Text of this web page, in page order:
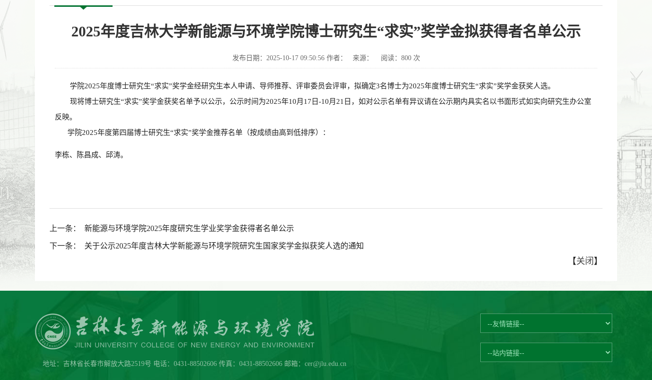
2025年度吉林大学新能源与环境学院博士研究生“求实”奖学金拟获得者名单公示
发布日期：2025-10-17 09:50:56 作者： 来源： 阅读： 800次
学院2025年度博士研究生“求实”奖学金经研究生本人申请、导师推荐、评审委员会评审，拟确定3名博士为2025年度博士研究生“求实”奖学金获奖人选。
现将博士研究生“求实”奖学金获奖名单予以公示，公示时间为2025年10月 1 7 日-10月 21 日，如对公示名单有异议请在公示期内具实名以书面形式如实向研究生办公室
反映。
学院2025年度第四届博士研究生“求实”奖学金推荐名单（按成绩由高到低排序）：
李栋、 陈昌成、 邱涛。
上一条： 新能源与环境学院2025年度研究生学业奖学金获得者名单公示
下一条： 关于公示2025年度吉林大学新能源与环境学院研究生国家奖学金拟获奖人选的通知
【关闭 】
地址：吉林省长春市解放大路2519号 电话：0431-88502606 传真：0431-88502606 邮箱：cer@jlu.edu.cn